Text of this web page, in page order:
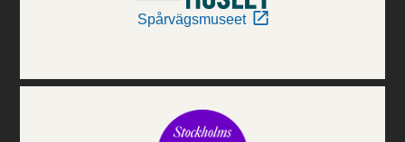
Spårvägsmuseet